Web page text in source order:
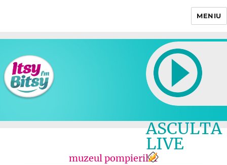
MENIU
ASCULTA
LIVE
muzeul pompierilor